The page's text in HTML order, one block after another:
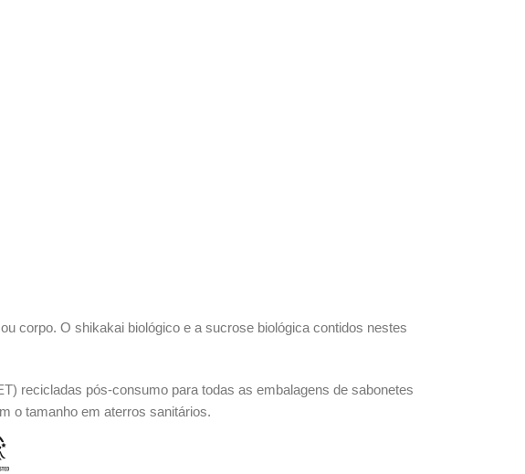
corpo. O shikakai biológico e a sucrose biológica contidos nestes
recicladas pós-consumo para todas as embalagens de sabonetes
o tamanho em aterros sanitários.